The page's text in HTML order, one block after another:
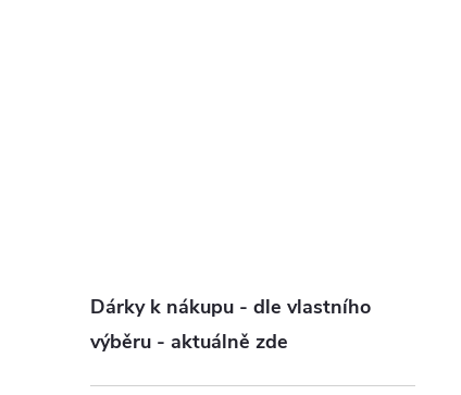
Dárky k nákupu - dle vlastního
výběru - aktuálně zde